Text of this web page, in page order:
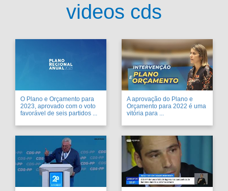
videos cds
O Plano e Orçamento para
2023, aprovado com o voto
favorável de seis partidos ...
A aprovação do Plano e
Orçamento para 2022 é uma
vitória para ...